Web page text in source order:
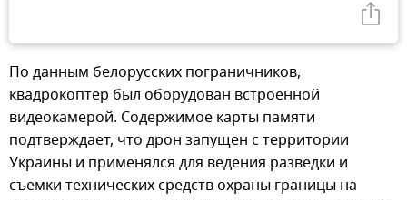
По данным белорусских пограничников,
квадрокоптер был оборудован встроенной
видеокамерой. Содержимое карты памяти
подтверждает, что дрон запущен с территории
Украины и применялся для ведения разведки и
съемки технических средств охраны границы на